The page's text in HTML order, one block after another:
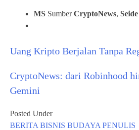
MS SumberCryptoNews, Seide
Uang Kripto Berjalan Tanpa
CryptoNews: dari Robinhood
Gemini
Posted Under
BERITA BISNIS BUDAYA PENULIS